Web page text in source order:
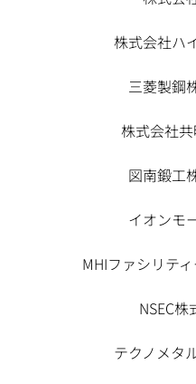
株式会社ハ
三菱製鋼
株式会社
図南鍛工
イオンモ
MHIファシリテ
NSEC株
テクノメタ